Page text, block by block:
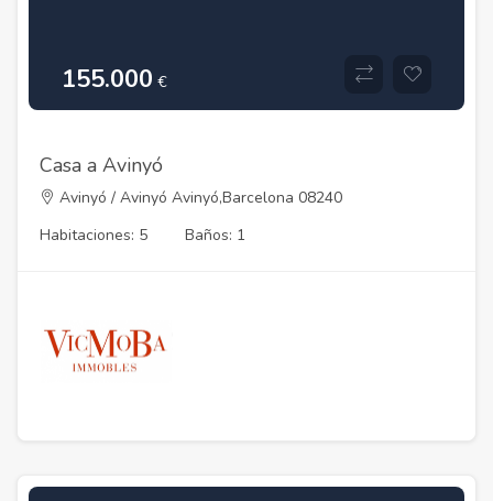
155.000 €
Casa a Avinyó
Avinyó / Avinyó Avinyó,Barcelona 08240
Habitaciones: 5
Baños: 1